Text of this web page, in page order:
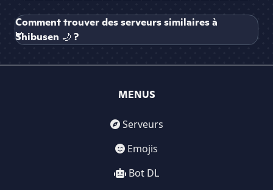
Comment trouver des serveurs similaires à
Shibusen 🌙 ?
MENUS
Serveurs
Emojis
Bot DL